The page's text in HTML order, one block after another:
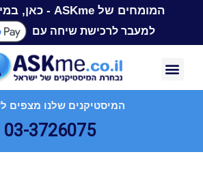
המומחים של ASKme - כאן, במיוחד בשבילך
למעבר לרכישת שיחה עם
המיסטיקנים שלנו מצפים
03-3726075